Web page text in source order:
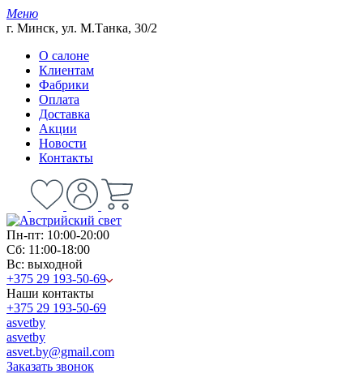
Меню
г. Минск, ул. М.Танка, 30/2
О салоне
Клиентам
Фабрики
Оплата
Доставка
Акции
Новости
Контакты
Пн-пт: 10:00-20:00
Сб: 11:00-18:00
Вс: выходной
+375 29 193-50-69
Наши контакты
+375 29 193-50-69
asvetby
asvetby
asvet.by@gmail.com
Заказать звонок